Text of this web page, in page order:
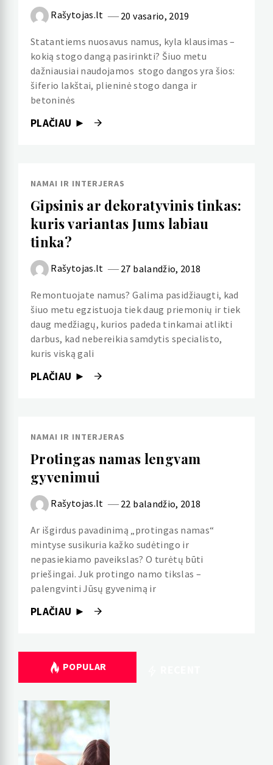
Rašytojas.lt 20 vasario, 2019
Statantiems nuosavus namus, kyla klausimas –
kokią stogo dangą pasirinkti? Šiuo metu
dažniausiai naudojamos stogo dangos yra šios:
šiferio lakštai, plieninė stogo danga ir
betoninės
PLAČIAU ►
NAMAI IR INTERJERAS
Gipsinis ar dekoratyvinis tinkas:
kuris variantas Jums labiau
tinka?
Rašytojas.lt 27 balandžio, 2018
Remontuojate namus? Galima pasidžiaugti, kad
šiuo metu egzistuoja tiek daug priemonių ir tiek
daug medžiagų, kurios padeda tinkamai atlikti
darbus, kad nebereikia samdytis specialisto,
kuris viską gali
PLAČIAU ►
NAMAI IR INTERJERAS
Protingas namas lengvam
gyvenimui
Rašytojas.lt 22 balandžio, 2018
Ar išgirdus pavadinimą „protingas namas“
mintyse susikuria kažko sudėtingo ir
nepasiekiamo paveikslas? O turėtų būti
priešingai. Juk protingo namo tikslas –
palengvinti Jūsų gyvenimą ir
PLAČIAU ►
POPULAR